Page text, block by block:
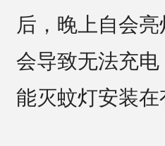
后，晚上自会
会导致无法充
能灭蚊灯安装